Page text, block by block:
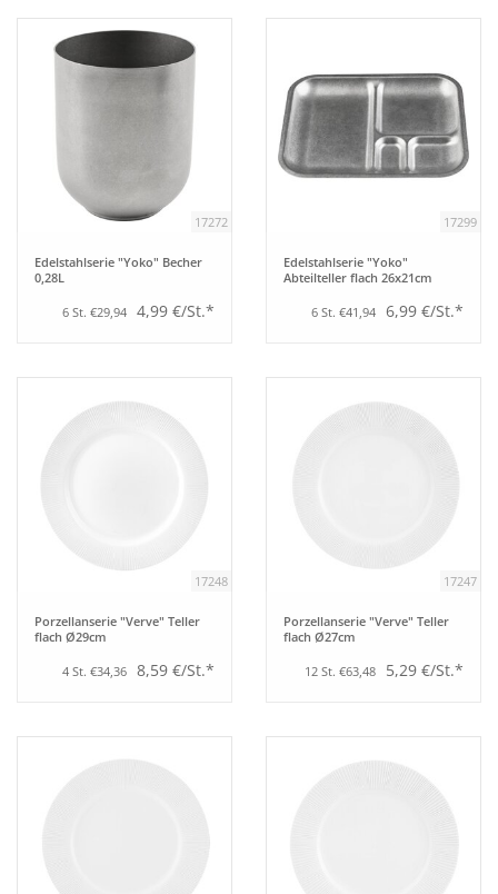
17272
Edelstahlserie "Yoko" Becher
0,28L
6 St. €29,94 4,99 €/St.*
17299
Edelstahlserie "Yoko"
Abteilteller flach 26x21cm
6 St. €41,94 6,99 €/St.*
17248
Porzellanserie "Verve" Teller
flach Ø29cm
4 St. €34,36 8,59 €/St.*
17247
Porzellanserie "Verve" Teller
flach Ø27cm
12 St. €63,48 5,29 €/St.*